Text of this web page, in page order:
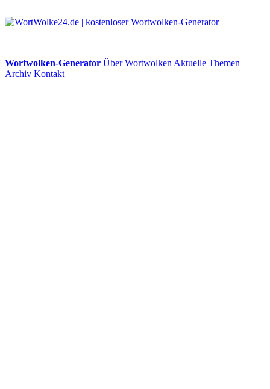
Wortwolken-Generator Über Wortwolken Aktuelle Themen
Archiv Kontakt